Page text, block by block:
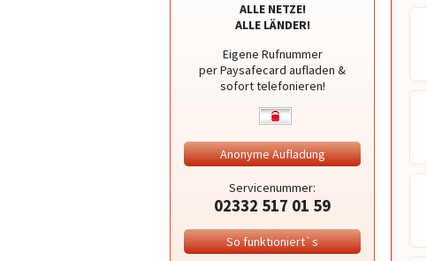
ALLE NETZE!
ALLE LÄNDER!
Eigene Rufnummer
per Paysafecard aufladen &
sofort telefonieren!
Anonyme Aufladung
Servicenummer:
02332 517 01 59
So funktioniert`s